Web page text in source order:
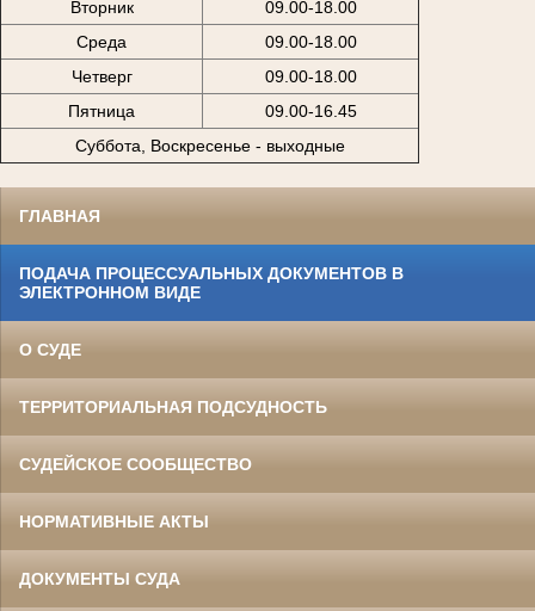
Вторник
09.00-18.00
Среда
09.00-18.00
Четверг
09.00-18.00
Пятница
09.00-16.45
Суббота, Воскресенье - выходные
ГЛАВНАЯ
ПОДАЧА ПРОЦЕССУАЛЬНЫХ ДОКУМЕНТОВ В
ЭЛЕКТРОННОМ ВИДЕ
О СУДЕ
ТЕРРИТОРИАЛЬНАЯ ПОДСУДНОСТЬ
СУДЕЙСКОЕ СООБЩЕСТВО
НОРМАТИВНЫЕ АКТЫ
ДОКУМЕНТЫ СУДА